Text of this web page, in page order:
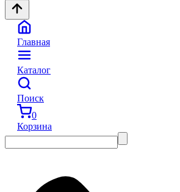
Главная
Каталог
Поиск
0
Корзина